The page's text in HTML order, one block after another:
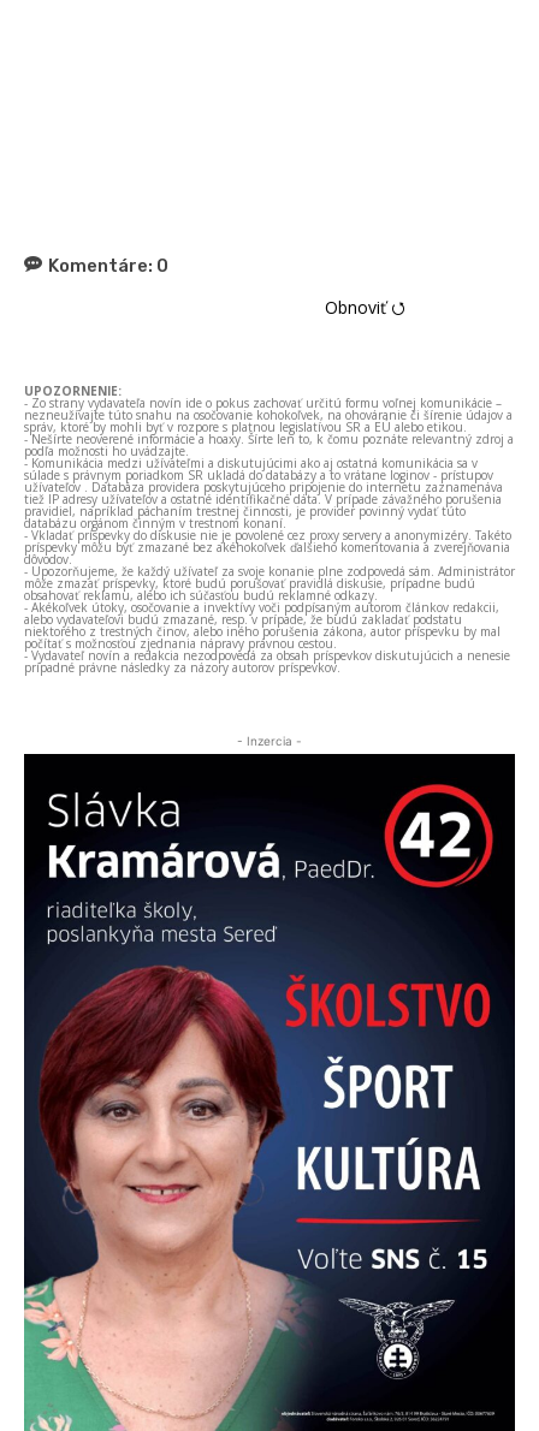
Komentáre: 0
Obnoviť ⭯
UPOZORNENIE:
- Zo strany vydavateľa novín ide o pokus zachovať určitú formu voľnej komunikácie –
nezneužívajte túto snahu na osočovanie kohokoľvek, na ohováranie či šírenie údajov a
správ, ktoré by mohli byť v rozpore s platnou legislatívou SR a EÚ alebo etikou.
- Nešírte neoverené informácie a hoaxy. Šírte len to, k čomu poznáte relevantný zdroj a
podľa možnosti ho uvádzajte.
- Komunikácia medzi užívateľmi a diskutujúcimi ako aj ostatná komunikácia sa v
súlade s právnym poriadkom SR ukladá do databázy a to vrátane loginov - prístupov
užívateľov . Databáza providera poskytujúceho pripojenie do internetu zaznamenáva
tiež IP adresy užívateľov a ostatné identifikačné dáta. V prípade závažného porušenia
pravidiel, napríklad páchaním trestnej činnosti, je provider povinný vydať túto
databázu orgánom činným v trestnom konaní.
- Vkladať príspevky do diskusie nie je povolené cez proxy servery a anonymizéry. Takéto
príspevky môžu byť zmazané bez akéhokoľvek ďalšieho komentovania a zverejňovania
dôvodov.
- Upozorňujeme, že každý užívateľ za svoje konanie plne zodpovedá sám. Administrátor
môže zmazať príspevky, ktoré budú porušovať pravidlá diskusie, prípadne budú
obsahovať reklamu, alebo ich súčasťou budú reklamné odkazy.
- Akékoľvek útoky, osočovanie a invektívy voči podpísaným autorom článkov redakcii,
alebo vydavateľovi budú zmazané, resp. v prípade, že budú zakladať podstatu
niektorého z trestných činov, alebo iného porušenia zákona, autor príspevku by mal
počítať s možnosťou zjednania nápravy právnou cestou.
- Vydavateľ novín a redakcia nezodpovedá za obsah príspevkov diskutujúcich a nenesie
prípadné právne následky za názory autorov príspevkov.
- Inzercia -